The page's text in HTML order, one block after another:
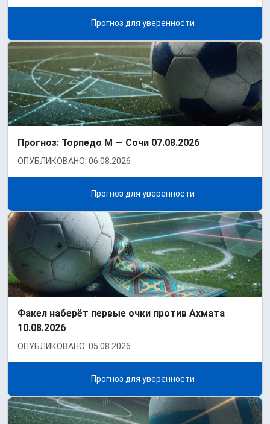
Прогноз для уверенности
Прогноз: Торпедо М — Сочи 07.08.2026
ОПУБЛИКОВАНО: 06.08.2026
Прогноз для уверенности
Факел наберёт первые очки против Ахмата
10.08.2026
ОПУБЛИКОВАНО: 05.08.2026
Прогноз для уверенности